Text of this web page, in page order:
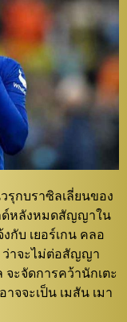
รุกบราซิลเลี่ยนของ
ด์หลังหมดสัญญาใน
กับ เยอร์เกน คลอ
ว่าจะไม่ต่อสัญญา
ะจัดการคว้านักเตะ
จจะเป็น เมสัน เมา